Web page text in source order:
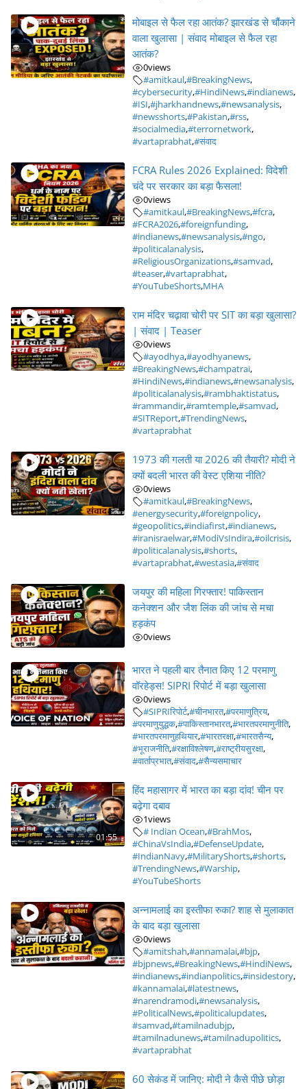
मोबाइल से फैल रहा आतंक? झारखंड से चौंकाने
वाला खुलासा | संवाद मोबाइल से फैल रहा
आतंक?
0views
#amitkaul,#BreakingNews,
#cybersecurity,#HindiNews,#indianews,
#ISI,#jharkhandnews,#newsanalysis,
#newsshorts,#Pakistan,#rss,
#socialmedia,#terrornetwork,
#vartaprabhat,#संवाद
FCRA Rules 2026 Explained: विदेशी
चंदे पर सरकार का बड़ा फैसला!
0views
#amitkaul,#BreakingNews,#fcra,
#FCRA2026,#foreignfunding,
#indianews,#newsanalysis,#ngo,
#politicalanalysis,
#ReligiousOrganizations,#samvad,
#teaser,#vartaprabhat,
#YouTubeShorts,MHA
राम मंदिर चढ़ावा चोरी पर SIT का बड़ा खुलासा?
| संवाद | Teaser
0views
#ayodhya,#ayodhyanews,
#BreakingNews,#champatrai,
#HindiNews,#indianews,#newsanalysis,
#politicalanalysis,#rambhaktistatus,
#rammandir,#ramtemple,#samvad,
#SITReport,#TrendingNews,
#vartaprabhat
1973 की गलती या 2026 की तैयारी? मोदी ने
क्यों बदली भारत की वेस्ट एशिया नीति?
0views
#amitkaul,#BreakingNews,
#energysecurity,#foreignpolicy,
#geopolitics,#indiafirst,#indianews,
#iranisraelwar,#ModiVsIndira,#oilcrisis,
#politicalanalysis,#shorts,
#vartaprabhat,#westasia,#संवाद
जयपुर की महिला गिरफ्तार! पाकिस्तान
कनेक्शन और जैश लिंक की जांच से मचा
हड़कंप
0views
भारत ने पहली बार तैनात किए 12 परमाणु
वॉरहेड्स! SIPRI रिपोर्ट में बड़ा खुलासा
0views
#SIPRIरिपोर्ट,#चीनभारत,#परमाणुत्रिय,
#परमाणुयुद्धक,#पाकिस्तानभारत,#भारतपरमाणुनीति,
#भारतपरमाणुहथियार,#भारतरक्षा,#भारतसैन्य,
#भूराजनीति,#रक्षाविश्लेषण,#राष्ट्रीयसुरक्षा,
#वार्ताप्रभात,#संवाद,#सैन्यसमाचार
01:55
हिंद महासागर में भारत का बड़ा दांव! चीन पर
बढ़ेगा दबाव
1views
# Indian Ocean,#BrahMos,
#ChinaVsIndia,#DefenseUpdate,
#IndianNavy,#MilitaryShorts,#shorts,
#TrendingNews,#Warship,
#YouTubeShorts
अन्नामलाई का इस्तीफा रुका? शाह से मुलाकात
के बाद बड़ा खुलासा
0views
#amitshah,#annamalai,#bjp,
#bjpnews,#BreakingNews,#HindiNews,
#indianews,#indianpolitics,#insidestory,
#kannamalai,#latestnews,
#narendramodi,#newsanalysis,
#PoliticalNews,#politicalupdates,
#samvad,#tamilnadubjp,
#tamilnadunews,#tamilnadupolitics,
#vartaprabhat
60 सेकंड में जानिए: मोदी ने कैसे पीछे छोड़ा